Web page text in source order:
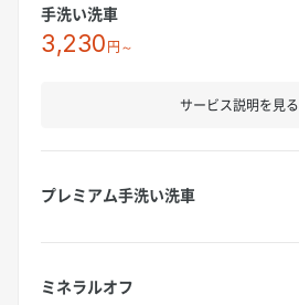
手洗い洗車
3,230円～
サービス説明を見る
プレミアム手洗い洗車
ミネラルオフ